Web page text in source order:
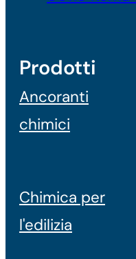
Prodotti
Ancoranti
chimici
Chimica per
l'edilizia